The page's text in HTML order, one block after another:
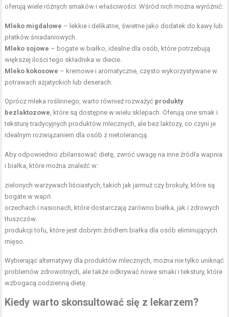
oferują wiele różnych smaków i właściwości. Wśród nich można wyróżnić:
Mleko migdałowe – lekkie i delikatne, świetne jako dodatek do kawy lub
płatków śniadaniowych.
Mleko sojowe – bogate w białko, idealne dla osób, które potrzebują
większej ilości tego składnika w diecie.
Mleko kokosowe – kremowe i aromatyczne, często wykorzystywane w
potrawach azjatyckich lub deserach.
Oprócz mleka roślinnego, warto również rozważyć produkty
bezlaktozowe, które są dostępne w wielu sklepach. Oferują one smak i
teksturę tradycyjnych produktów mlecznych, ale bez laktozy, co czyni je
idealnym rozwiązaniem dla osób z nietolerancją.
Aby odpowiednio zbilansować dietę, zwróć uwagę na inne źródła wapnia
i białka, które można znaleźć w:
zielonych warzywach liściastych, takich jak jarmuż czy brokuły, które są
bogate w wapń.
orzechach i nasionach, które dostarczają zarówno białka, jak i zdrowych
tłuszczów.
produkcji tofu, które jest dobrym źródłem białka dla osób eliminujących
mięso.
Wybierając alternatywy dla produktów mlecznych, można nie tylko uniknąć
problemów zdrowotnych, ale także odkrywać nowe smaki i tekstury, które
wzbogacą codzienną dietę.
Kiedy warto skonsultować się z lekarzem?